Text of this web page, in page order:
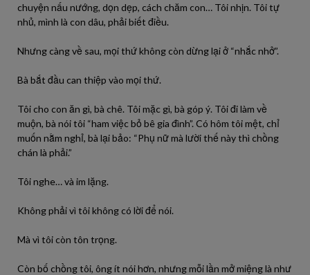
chuyện nấu nướng, dọn dẹp, cách chăm con… Tôi nhịn. Tôi tự
nhủ, mình là con dâu, phải biết điều.
Nhưng càng về sau, mọi thứ không còn dừng lại ở “nhắc nhở”.
Bà bắt đầu can thiệp vào mọi thứ.
Tôi cho con ăn gì, bà chê. Tôi mặc gì, bà góp ý. Tôi đi làm về
muộn, bà nói tôi “ham việc bỏ bê gia đình”. Có hôm tôi mệt, chỉ
muốn nằm nghỉ, bà lại bảo: “Phụ nữ mà lười thế này thì chồng
chán là phải.”
Tôi nghe… và im lặng.
Không phải vì tôi không có lời để nói.
Mà vì tôi còn tôn trọng.
Còn bố chồng tôi, ông ít nói hơn, nhưng mỗi lần mở miệng là như